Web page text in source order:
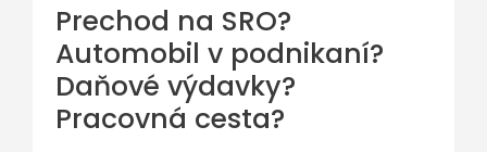
Prechod na SRO?
Automobil v podnikaní?
Daňové výdavky?
Pracovná cesta?